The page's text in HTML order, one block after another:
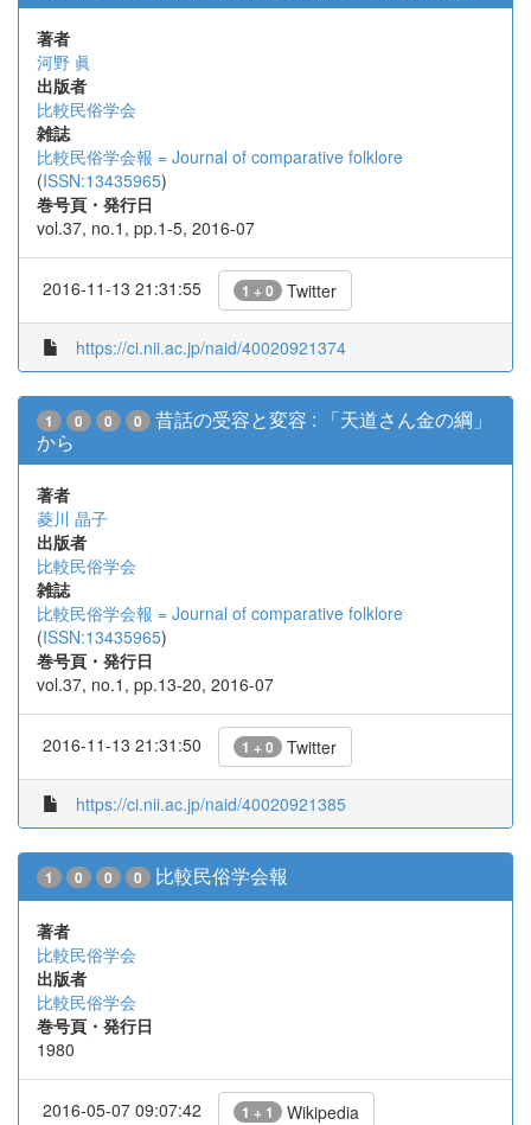
著者
河野 眞
出版者
比較民俗学会
雑誌
比較民俗学会報 = Journal of comparative folklore
(ISSN:13435965)
巻号頁・発行日
vol.37, no.1, pp.1-5, 2016-07
2016-11-13 21:31:55 1 + 0 Twitter
https://ci.nii.ac.jp/naid/40020921374
1 0 0 0
昔話の受容と変容 : 「天道さん金の綱」
から
著者
菱川 晶子
出版者
比較民俗学会
雑誌
比較民俗学会報 = Journal of comparative folklore
(ISSN:13435965)
巻号頁・発行日
vol.37, no.1, pp.13-20, 2016-07
2016-11-13 21:31:50 1 + 0 Twitter
https://ci.nii.ac.jp/naid/40020921385
1 0 0 0 比較民俗学会報
著者
比較民俗学会
出版者
比較民俗学会
巻号頁・発行日
1980
2016-05-07 09:07:42 1 + 1 Wikipedia